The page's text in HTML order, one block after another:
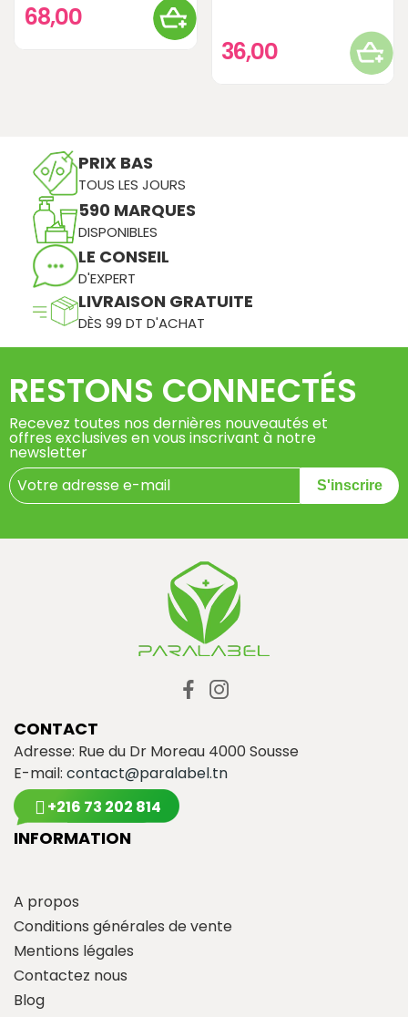
68,00
36,00
PRIX BAS
TOUS LES JOURS
590 MARQUES
DISPONIBLES
LE CONSEIL
D'EXPERT
LIVRAISON GRATUITE
DÈS 99 DT D'ACHAT
RESTONS CONNECTÉS
Recevez toutes nos dernières nouveautés et
offres exclusives en vous inscrivant à notre
newsletter
S'inscrire
CONTACT
Adresse: Rue du Dr Moreau 4000 Sousse
E-mail: contact@paralabel.tn
+216 73 202 814
INFORMATION
A propos
Conditions générales de vente
Mentions légales
Contactez nous
Blog